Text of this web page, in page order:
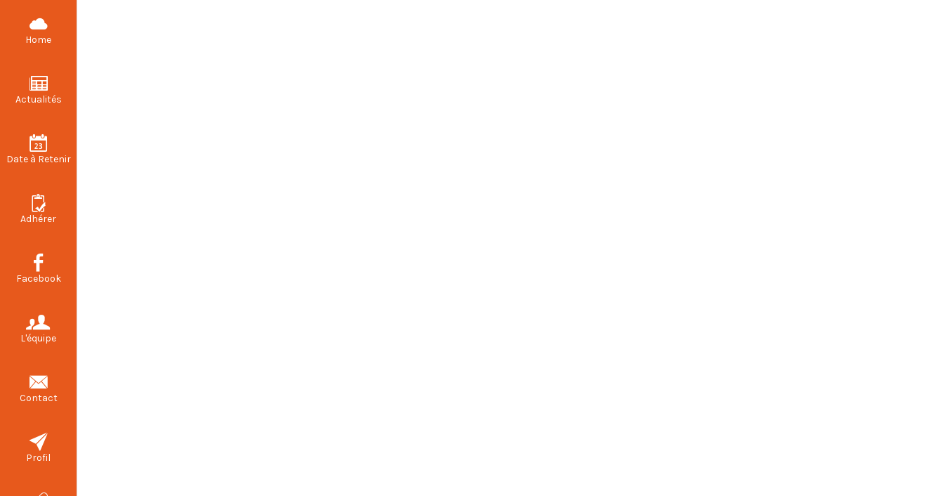
Home
Actualités
Date à Retenir
Adhérer
Facebook
L'équipe
Contact
Profil
CFDT STELLANTIS VALENCIENNES